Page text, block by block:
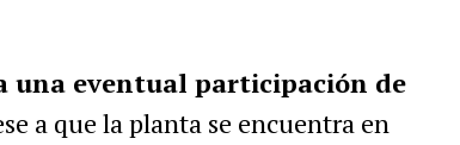
una eventual participación de
a que la planta se encuentra en